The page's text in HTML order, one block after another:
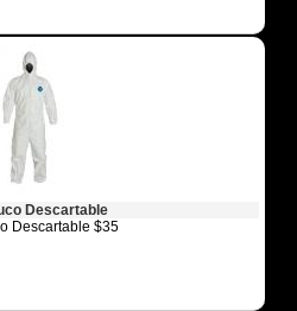
Descartable
Descartable $35